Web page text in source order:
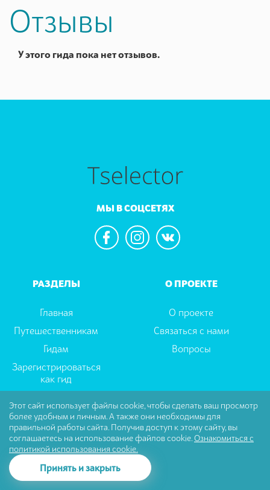
Отзывы
У этого гида пока нет отзывов.
РАЗДЕЛЫ
Главная
Путешественникам
Гидам
Зарегистрироваться
как гид
О ПРОЕКТЕ
О проекте
Связаться с нами
Вопросы
МЫ В СОЦСЕТЯХ
Пользовательское соглашение
Политика
Конфиденциальности
© Tselector Все права защищены
Этот сайт использует файлы cookie, чтобы сделать ваш просмотр
более удобным и личным. А также они необходимы для
правильной работы сайта. Получив доступ к этому сайту, вы
соглашаетесь на использование файлов cookie. Ознакомиться с
политикой использования cookie.
Принять и закрыть